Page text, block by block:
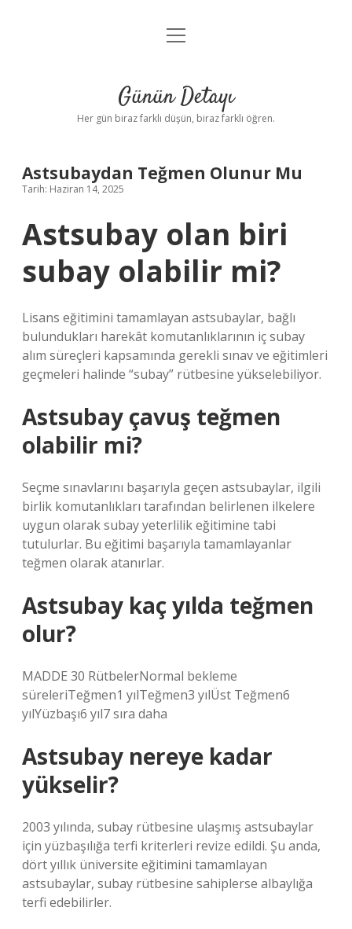
Anasayfa
Yasal Uyarı
menüyü
Günün Detayı
Her gün biraz farklı düşün, biraz farklı öğren.
Astsubaydan Teğmen Olunur Mu
Tarih: Haziran 14, 2025
Astsubay olan biri
subay olabilir mi?
Lisans eğitimini tamamlayan astsubaylar, bağlı
bulundukları harekât komutanlıklarının iç subay
alım süreçleri kapsamında gerekli sınav ve eğitimleri
geçmeleri halinde “subay” rütbesine yükselebiliyor.
Astsubay çavuş teğmen
olabilir mi?
Seçme sınavlarını başarıyla geçen astsubaylar, ilgili
birlik komutanlıkları tarafından belirlenen ilkelere
uygun olarak subay yeterlilik eğitimine tabi
tutulurlar. Bu eğitimi başarıyla tamamlayanlar
teğmen olarak atanırlar.
Astsubay kaç yılda teğmen
olur?
MADDE 30 RütbelerNormal bekleme
süreleriTeğmen1 yılTeğmen3 yılÜst Teğmen6
yılYüzbaşı6 yıl7 sıra daha
Astsubay nereye kadar
yükselir?
2003 yılında, subay rütbesine ulaşmış astsubaylar
için yüzbaşılığa terfi kriterleri revize edildi. Şu anda,
dört yıllık üniversite eğitimini tamamlayan
astsubaylar, subay rütbesine sahiplerse albaylığa
terfi edebilirler.